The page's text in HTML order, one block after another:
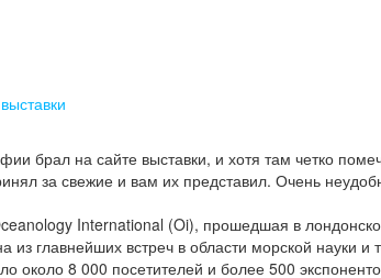
выставки
брал на сайте выставки, и хотя там четко
за свежие и вам их представил. Очень
International (Oi), прошедшая в
из главнейших встреч в области морской науки
около 8 000 посетителей и более 500